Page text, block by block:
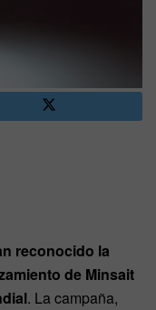
reconocido la
de Minsait
. La campaña,